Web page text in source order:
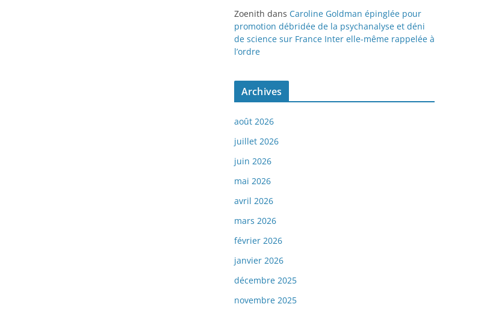
Zoenith dans Caroline Goldman épinglée pour
promotion débridée de la psychanalyse et déni
de science sur France Inter elle-même rappelée à
l’ordre
Archives
août 2026
juillet 2026
juin 2026
mai 2026
avril 2026
mars 2026
février 2026
janvier 2026
décembre 2025
novembre 2025